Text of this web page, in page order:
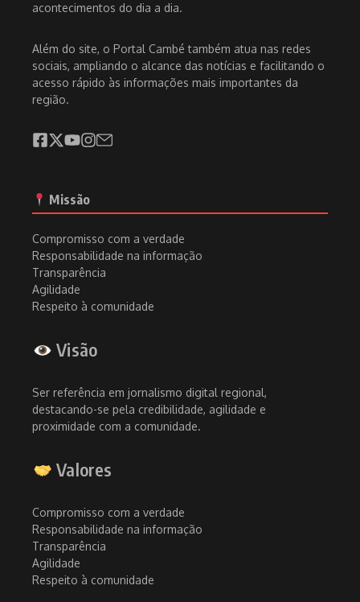
acontecimentos do dia a dia.
Além do site, o Portal Cambé também atua nas redes
sociais, ampliando o alcance das notícias e facilitando o
acesso rápido às informações mais importantes da
região.
Missão
Compromisso com a verdade
Responsabilidade na informação
Transparência
Agilidade
Respeito à comunidade
Visão
Ser referência em jornalismo digital regional,
destacando-se pela credibilidade, agilidade e
proximidade com a comunidade.
Valores
Compromisso com a verdade
Responsabilidade na informação
Transparência
Agilidade
Respeito à comunidade